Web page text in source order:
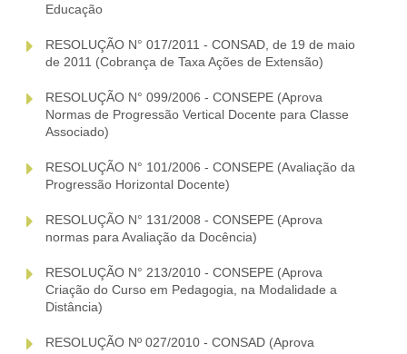
Educação
RESOLUÇÃO N° 017/2011 - CONSAD, de 19 de maio
de 2011 (Cobrança de Taxa Ações de Extensão)
RESOLUÇÃO N° 099/2006 - CONSEPE (Aprova
Normas de Progressão Vertical Docente para Classe
Associado)
RESOLUÇÃO N° 101/2006 - CONSEPE (Avaliação da
Progressão Horizontal Docente)
RESOLUÇÃO N° 131/2008 - CONSEPE (Aprova
normas para Avaliação da Docência)
RESOLUÇÃO N° 213/2010 - CONSEPE (Aprova
Criação do Curso em Pedagogia, na Modalidade a
Distância)
RESOLUÇÃO Nº 027/2010 - CONSAD (Aprova